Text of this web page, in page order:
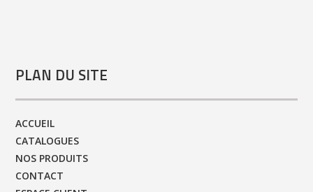
PLAN DU SITE
ACCUEIL
CATALOGUES
NOS PRODUITS
CONTACT